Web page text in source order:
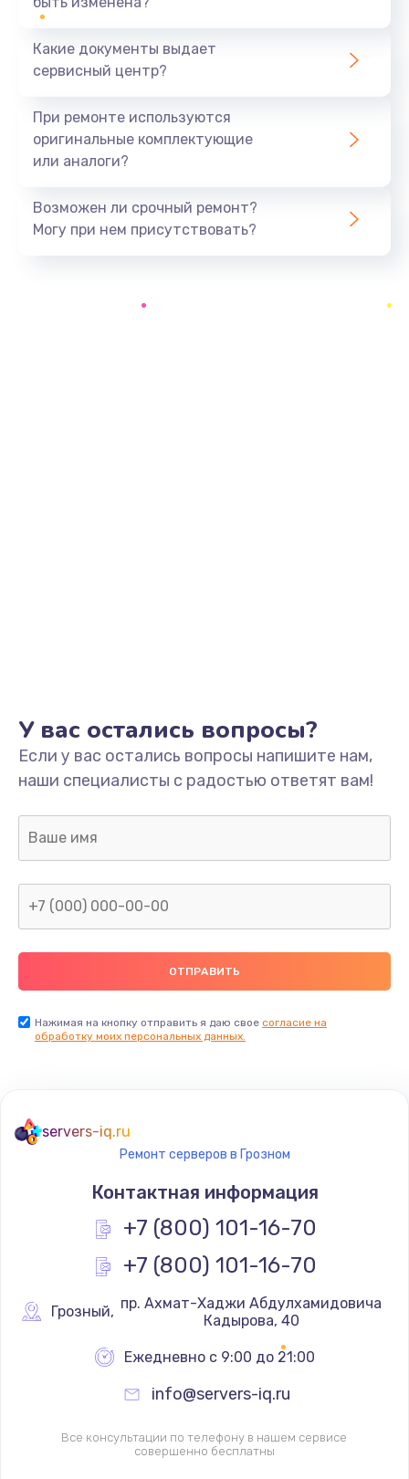
Ремонт южного моста
Замена батарейки BIOS
Заказать
Замена/Pемонт карбюратора
1300 руб.
Заказать
Ремонт капиллярной трубки
400 руб.
Заказать
Замена термостата
1200 руб.
Заказать
Замена реле
Заказать
Замена термопредохранителя
700 руб.
Какие документы выдает
сервисный центр?
При ремонте используются
оригинальные комплектующие
или аналоги?
Возможен ли срочный ремонт?
Могу при нем присутствовать?
У вас остались вопросы?
Если у вас остались вопросы напишите нам,
наши специалисты с радостью ответят вам!
Нажимая на кнопку отправить я даю свое согласие на
обработку моих персональных данных.
servers-iq.ru
Ремонт серверов в Грозном
Контактная информация
+7 (800) 101-16-70
+7 (800) 101-16-70
Грозный,
Кадырова, 40
Ежедневно с 9:00 до 21:00
info@servers-iq.ru
Все консультации по телефону в нашем сервисе
совершенно бесплатны